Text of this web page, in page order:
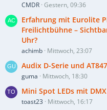
CMDR Gestern, 09:36
Erfahrung mit Eurolite
Freilichtbühne –
Uhr?
achimb Mittwoch, 23:07
Audix D-Serie und
guma Mittwoch, 18:30
Mini Spot LEDs mit
toast23 Mittwoch, 16:17